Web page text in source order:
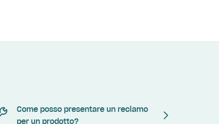
Come posso presentare un reclamo
per un prodotto?